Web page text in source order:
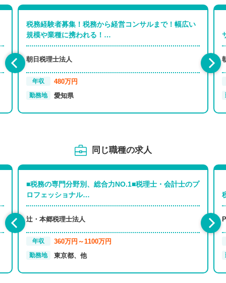
税務経験者募集！税務から経営コンサルまで！幅広い
規模や業種に携われる！…
朝日税理士法人
年収 480万円
勤務地 愛知県
同じ職種の求人
■税務の専門分野別、総合力NO.1■税理士・会計士のプ
ロフェッショナル…
辻・本郷税理士法人
年収 360万円～1100万円
勤務地 東京都、他